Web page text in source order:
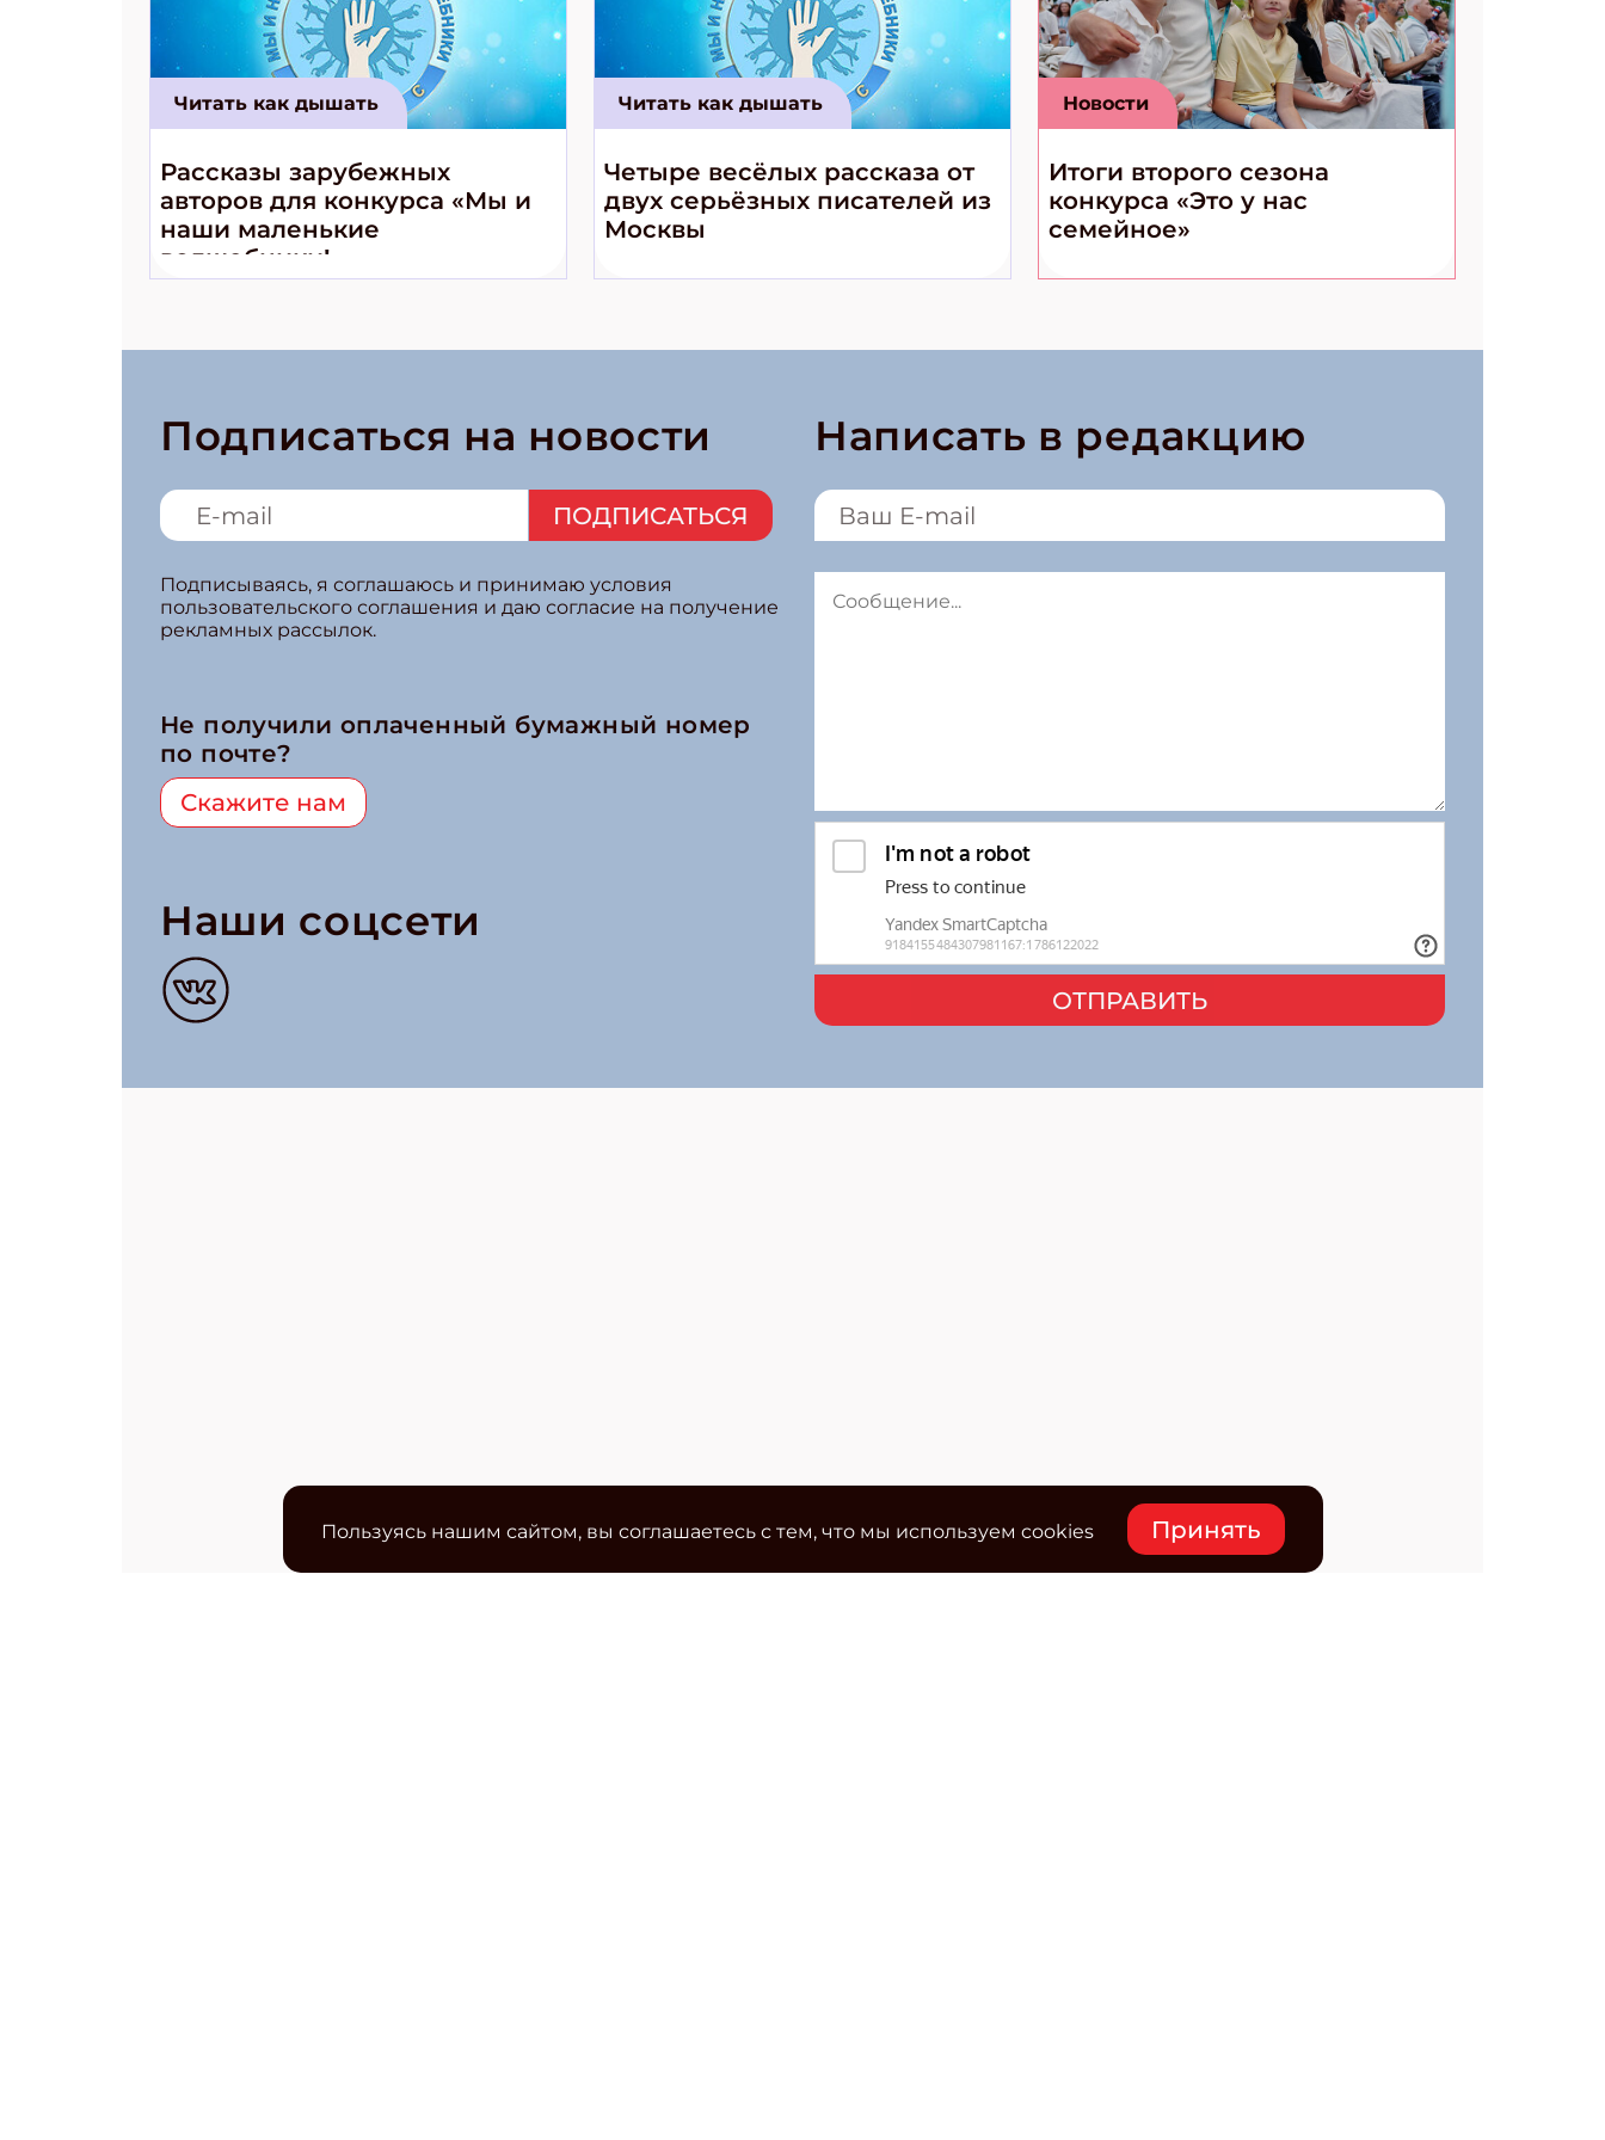
Читать как дышать
Рассказы зарубежных
авторов для конкурса «Мы и
наши маленькие
волшебники!»
Читать как дышать
Четыре весёлых рассказа от
двух серьёзных писателей из
Москвы
Новости
Итоги второго сезона
конкурса «Это у нас
семейное»
Подписаться на новости
ПОДПИСАТЬСЯ
Подписываясь, я соглашаюсь и принимаю условия
пользовательского соглашения и даю согласие на получение
рекламных рассылок.
Не получили оплаченный бумажный номер
по почте?
Скажите нам
Наши соцсети
Написать в редакцию
ОТПРАВИТЬ
Пользуясь нашим сайтом, вы соглашаетесь с тем, что мы используем cookies Принять